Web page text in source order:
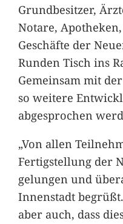
Grundbesitzer,
Notare,
Geschäfte der
Runden Tisch ins
Gemeinsam mit
so weitere
abgesprochen
„Von allen
Fertigstellung der
gelungen und
Innenstadt
aber auch, dass